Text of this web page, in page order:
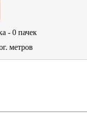
- 0 пачек
метров